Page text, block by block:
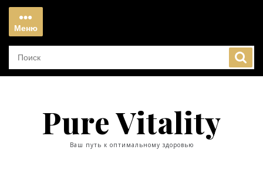
Перейти
содержимому
Меню
Меню
Pure Vitality
Ваш путь к оптимальному здоровью